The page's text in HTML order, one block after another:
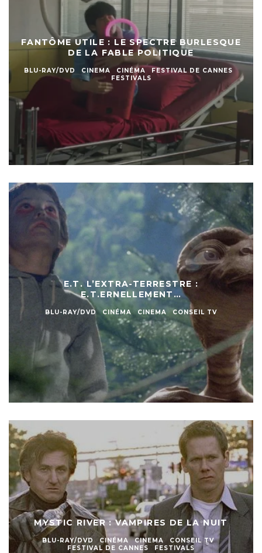
FANTÔME UTILE : LE SPECTRE BURLESQUE
DE LA FABLE POLITIQUE
BLU-RAY/DVD CINEMA CINÉMA
FESTIVAL DE CANNES
FESTIVALS
E.T. L’EXTRA-TERRESTRE :
E.T.ERNELLEMENT…
BLU-RAY/DVD CINÉMA CINEMA CONSEIL TV
MYSTIC RIVER : VAMPIRES DE LA NUIT
BLU-RAY/DVD CINÉMA CINEMA
CONSEIL TV
FESTIVAL DE CANNES
FESTIVALS